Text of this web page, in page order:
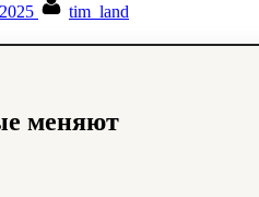
tim_land
меняют